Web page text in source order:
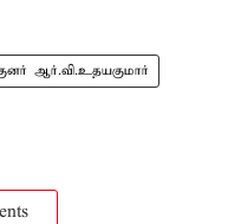
ஆர்.வி.உதயகுமார்